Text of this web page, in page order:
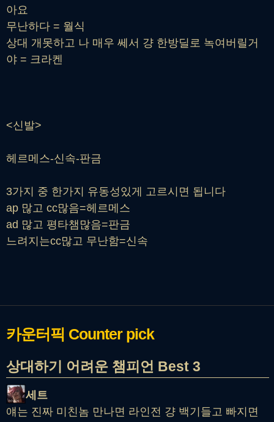
아요
무난하다 = 월식
상대 개못하고 나 매우 쎄서 걍 한방딜로 녹여버릴거
야 = 크라켄
<신발>
헤르메스-신속-판금
3가지 중 한가지 유동성있게 고르시면 됩니다
ap 많고 cc많음=헤르메스
ad 많고 평타챔많음=판금
느려지는cc많고 무난함=신속
카운터픽 Counter pick
상대하기 어려운 챔피언 Best 3
세트
얘는 진짜 미친놈 만나면 라인전 걍 백기들고 빠지면